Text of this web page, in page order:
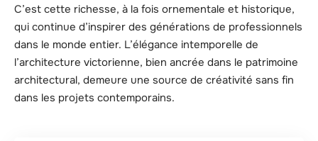
C’est cette richesse, à la fois ornementale et historique,
qui continue d’inspirer des générations de professionnels
dans le monde entier. L’élégance intemporelle de
l’architecture victorienne, bien ancrée dans le patrimoine
architectural, demeure une source de créativité sans fin
dans les projets contemporains.